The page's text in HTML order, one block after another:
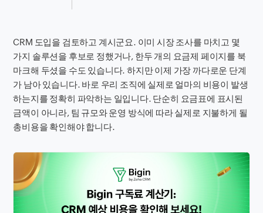
CRM 도입을 검토하고 계시군요. 이미 시장 조사를 마치고 몇
가지 솔루션을 후보로 정했거나, 한두 개의 요금제 페이지를 북
마크해 두셨을 수도 있습니다. 하지만 이제 가장 까다로운 단계
가 남아 있습니다. 바로 우리 조직에 실제로 얼마의 비용이 발생
하는지를 정확히 파악하는 일입니다. 단순히 요금표에 표시된
금액이 아니라, 팀 규모와 운영 방식에 따라 실제로 지불하게 될
총비용을 확인해야 합니다.